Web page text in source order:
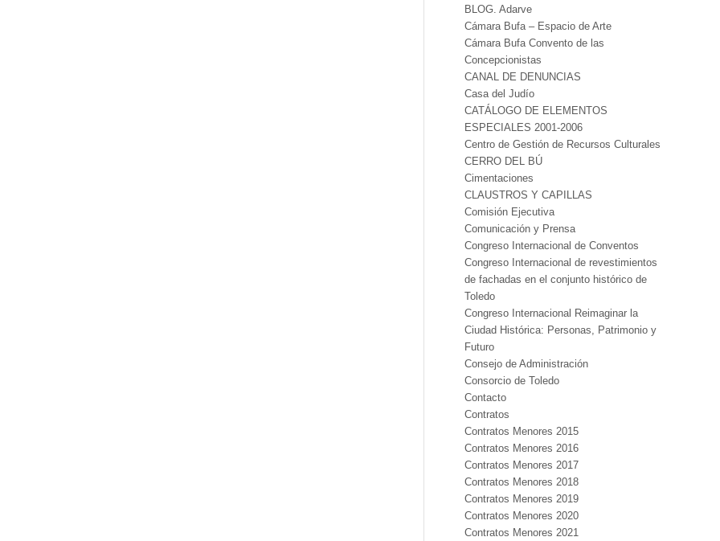
BLOG. Adarve
Cámara Bufa – Espacio de Arte
Cámara Bufa Convento de las
Concepcionistas
CANAL DE DENUNCIAS
Casa del Judío
CATÁLOGO DE ELEMENTOS
ESPECIALES 2001-2006
Centro de Gestión de Recursos Culturales
CERRO DEL BÚ
Cimentaciones
CLAUSTROS Y CAPILLAS
Comisión Ejecutiva
Comunicación y Prensa
Congreso Internacional de Conventos
Congreso Internacional de revestimientos
de fachadas en el conjunto histórico de
Toledo
Congreso Internacional Reimaginar la
Ciudad Histórica: Personas, Patrimonio y
Futuro
Consejo de Administración
Consorcio de Toledo
Contacto
Contratos
Contratos Menores 2015
Contratos Menores 2016
Contratos Menores 2017
Contratos Menores 2018
Contratos Menores 2019
Contratos Menores 2020
Contratos Menores 2021